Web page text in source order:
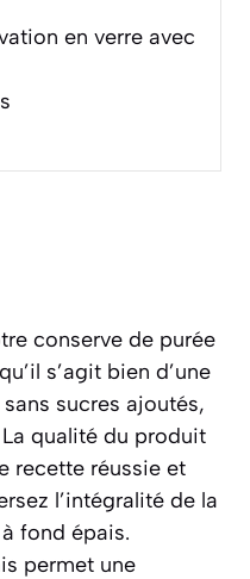
en verre avec
conserve de purée
s’agit bien d’une
sucres ajoutés,
qualité du produit
recette réussie et
l’intégralité de la
fond épais.
permet une